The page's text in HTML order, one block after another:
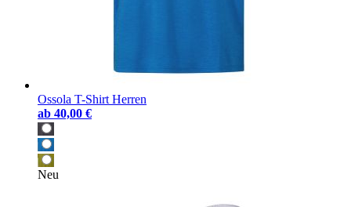
Ossola T-Shirt Herren
ab 40,00 €
Neu